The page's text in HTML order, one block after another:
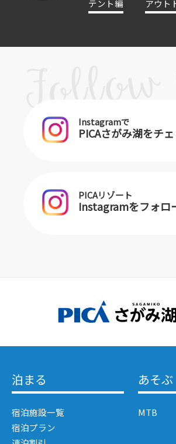
テント編
アウト
Instagramで
PICAさがみ湖をチ
PICAリゾート
Instagramをフォロ
泊まる
宿泊施設一覧
宿泊プラン
あそぶ
MTB